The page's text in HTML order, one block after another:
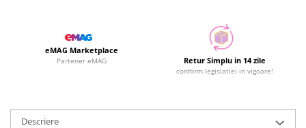
eMAG Marketplace
Partener eMAG Retur Simplu in 14 zile
conform legislatiei in vigoare!
Descriere